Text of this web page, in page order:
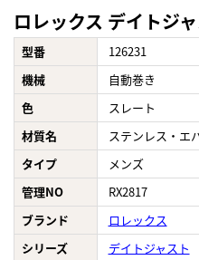
ロレックス デイトジ
型番
126231
機械
自動巻き
色
スレート
材質名
ステンレス・エ
タイプ
メンズ
管理NO
RX2817
ブランド
ロレックス
シリーズ
デイトジャスト